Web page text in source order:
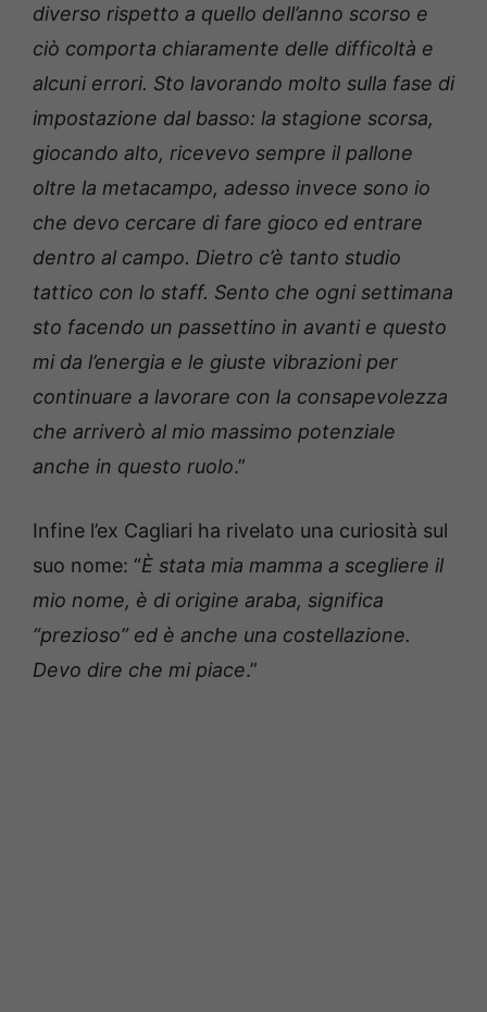
diverso rispetto a quello dell’anno scorso e
ciò comporta chiaramente delle difficoltà e
alcuni errori. Sto lavorando molto sulla fase di
impostazione dal basso: la stagione scorsa,
giocando alto, ricevevo sempre il pallone
oltre la metacampo, adesso invece sono io
che devo cercare di fare gioco ed entrare
dentro al campo. Dietro c’è tanto studio
tattico con lo staff. Sento che ogni settimana
sto facendo un passettino in avanti e questo
mi da l’energia e le giuste vibrazioni per
continuare a lavorare con la consapevolezza
che arriverò al mio massimo potenziale
anche in questo ruolo.”
Infine l’ex Cagliari ha rivelato una curiosità sul
suo nome: “È stata mia mamma a scegliere il
mio nome, è di origine araba, significa
“prezioso” ed è anche una costellazione.
Devo dire che mi piace.”